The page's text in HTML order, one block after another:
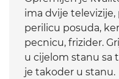
ima dvije
perilicu posuda,
pecnicu, frizider.
u cijelom stanu sa
je takoder u stanu.